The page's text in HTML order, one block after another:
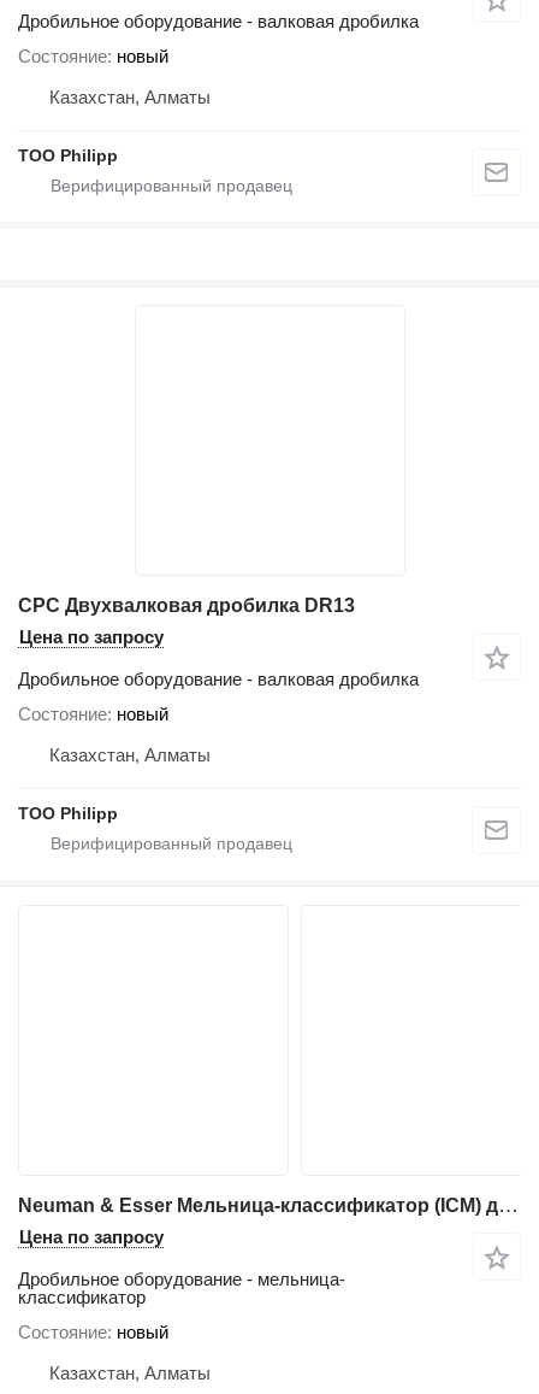
Дробильное оборудование - валковая дробилка
Состояние новый
Казахстан, Алматы
ТОО Philipp
CPC Двухвалковая дробилка DR13
Цена по запросу
Дробильное оборудование - валковая дробилка
Состояние новый
Казахстан, Алматы
ТОО Philipp
Neuman & Esser Мельница-классификатор (ICM) для порошковых красок
Цена по запросу
Дробильное оборудование - мельница-
классификатор
Состояние новый
Казахстан, Алматы